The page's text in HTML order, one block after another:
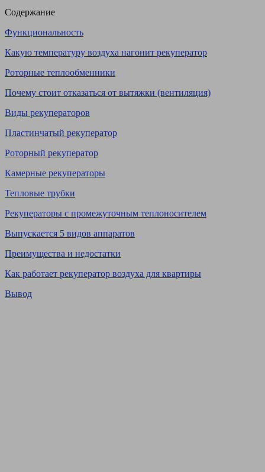
Содержание
Функциональность
Какую температуру воздуха нагонит рекуператор
Роторные теплообменники
Почему стоит отказаться от вытяжки (вентиляция)
Виды рекуператоров
Пластинчатый рекуператор
Роторный рекуператор
Камерные рекуператоры
Тепловые трубки
Рекуператоры с промежуточным теплоносителем
Выпускается 5 видов аппаратов
Преимущества и недостатки
Как работает рекуператор воздуха для квартиры
Вывод